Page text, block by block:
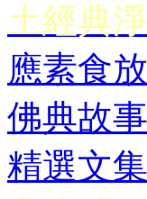
土經典
應素食
佛典故
精選文集